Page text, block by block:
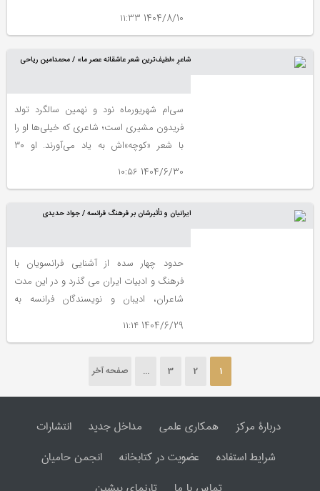
1404/8/10 ۱۱:۳۳
شاعرِ «لطیف‌ترین شعر عاشقانه عصر ما» / محمدامین ریاحی
سی‌ام شهریورماه نود و نهمین سالگرد تولد
فریدون مشیری است؛ شاعری که خیلی‌ها او را
با شعر «کوچه‌»اش به یاد می‌آورند. او ۳۰
1404/6/30 ۱۰:۵۶
ایرانیان و تأثیرشان بر فرهنگ فرانسه / جواد حدیدی
حدود چهار سده از آشنایی فرانسویان با
فرهنگ و ادبیات ایران می گذرد و در این مدت
شاعران، ادیبان و نویسندگان فرانسه به
1404/6/29 ۱۱:۱۴
1
2
3
... صفحه آخر
دربارۀ مرکز همکاری علمی مداخل جدید
انتشارات
شرایط استفاده
عضویت در کتابخانه
انجمن حامیان